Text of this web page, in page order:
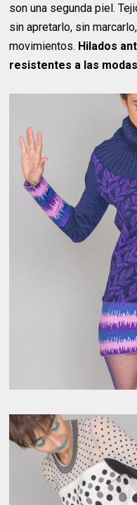
son una segunda piel.
sin apretarlo, sin
movimientos. Hilados
resistentes a las